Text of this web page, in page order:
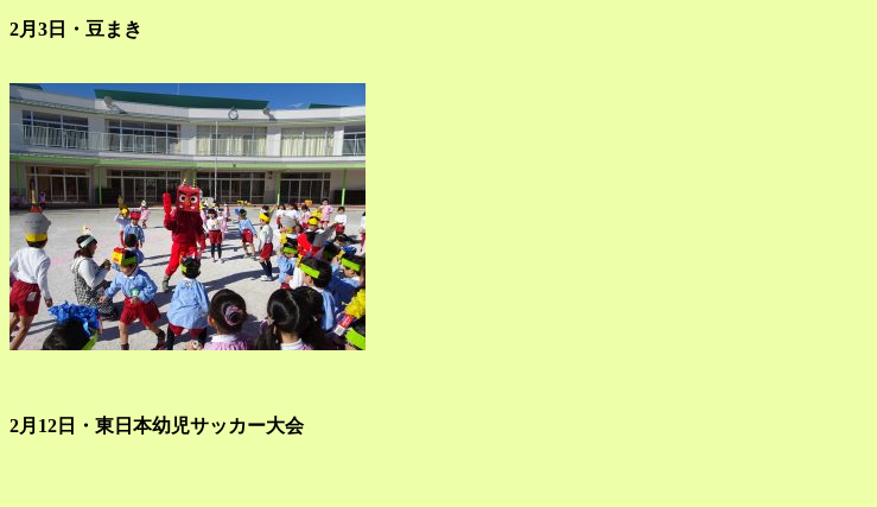
2月3日・豆まき
2月12日・東日本幼児サッカー大会